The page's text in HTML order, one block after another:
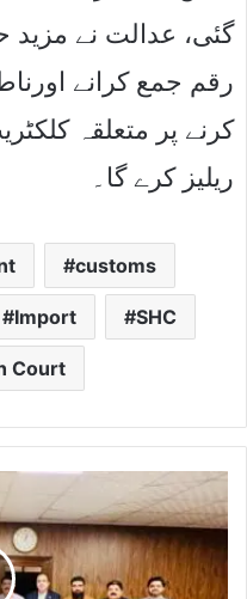
گئی، عدالت نے مزید
رقم جمع کرانے
کرنے پر متعلقہ
ریلیز کرے گا۔
customs
Import SHC
Court